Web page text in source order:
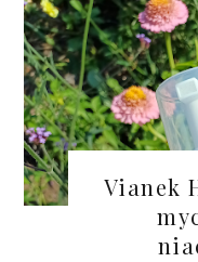
Vianek